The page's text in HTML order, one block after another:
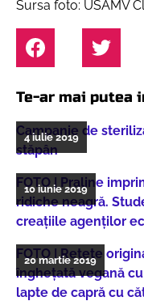
Sursa foto: USAMV
Te-ar mai putea
Campanie de
stăpân
4 iulie 2019
FOTO | Praline
ridiche neagră.
creațiile agenților
10 iunie 2019
FOTO | Rețete
înghețată vegană
lapte de capră cu
20 martie 2019